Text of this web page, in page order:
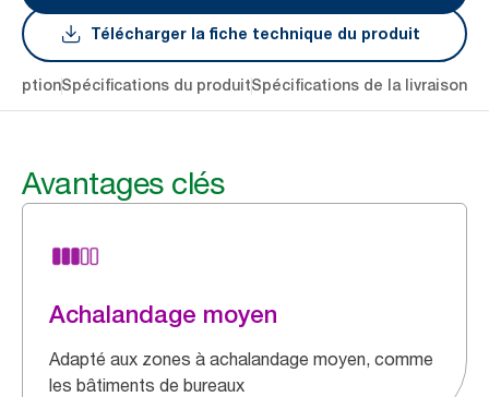
Télécharger la fiche technique du produit
Spécifications du produitSpécifications de la livraison
Avantages clés
Achalandage moyen
Adapté aux zones à achalandage moyen, comme
les bâtiments de bureaux